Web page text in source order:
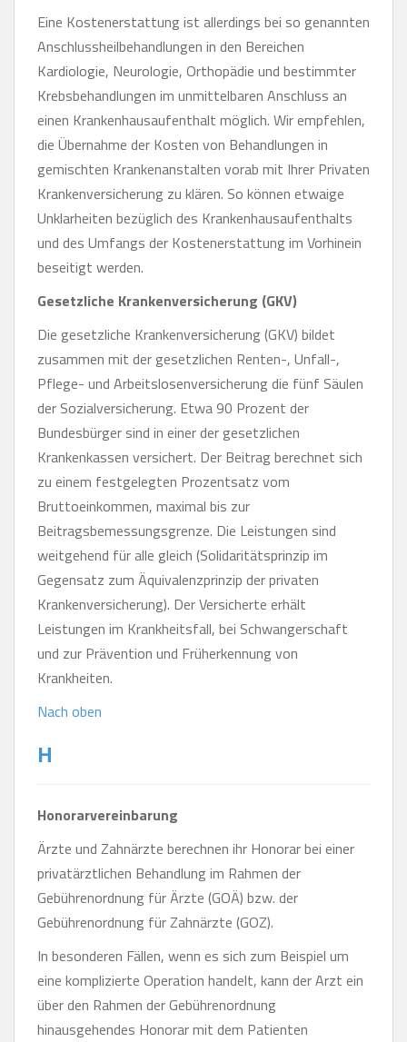
Eine Kostenerstattung ist allerdings bei so genannten
Anschlussheilbehandlungen in den Bereichen
Kardiologie, Neurologie, Orthopädie und bestimmter
Krebsbehandlungen im unmittelbaren Anschluss an
einen Krankenhausaufenthalt möglich. Wir empfehlen,
die Übernahme der Kosten von Behandlungen in
gemischten Krankenanstalten vorab mit Ihrer Privaten
Krankenversicherung zu klären. So können etwaige
Unklarheiten bezüglich des Krankenhausaufenthalts
und des Umfangs der Kostenerstattung im Vorhinein
beseitigt werden.
Gesetzliche Krankenversicherung (GKV)
Die gesetzliche Krankenversicherung (GKV) bildet
zusammen mit der gesetzlichen Renten-, Unfall-,
Pflege- und Arbeitslosenversicherung die fünf Säulen
der Sozialversicherung. Etwa 90 Prozent der
Bundesbürger sind in einer der gesetzlichen
Krankenkassen versichert. Der Beitrag berechnet sich
zu einem festgelegten Prozentsatz vom
Bruttoeinkommen, maximal bis zur
Beitragsbemessungsgrenze. Die Leistungen sind
weitgehend für alle gleich (Solidaritätsprinzip im
Gegensatz zum Äquivalenzprinzip der privaten
Krankenversicherung). Der Versicherte erhält
Leistungen im Krankheitsfall, bei Schwangerschaft
und zur Prävention und Früherkennung von
Krankheiten.
Nach oben
H
Honorarvereinbarung
Ärzte und Zahnärzte berechnen ihr Honorar bei einer
privatärztlichen Behandlung im Rahmen der
Gebührenordnung für Ärzte (GOÄ) bzw. der
Gebührenordnung für Zahnärzte (GOZ).
In besonderen Fällen, wenn es sich zum Beispiel um
eine komplizierte Operation handelt, kann der Arzt ein
über den Rahmen der Gebührenordnung
hinausgehendes Honorar mit dem Patienten